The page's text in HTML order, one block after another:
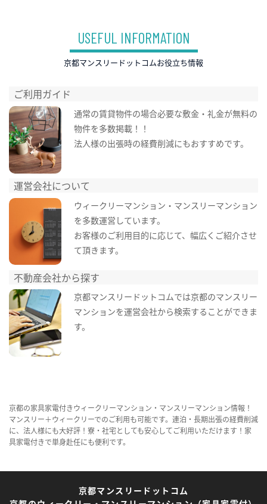
USEFUL INFORMATION
京都マンスリードットコムお役立ち情報
ご利用ガイド
通常の賃貸物件の場合必要な敷金・礼金が無料の
物件を多数掲載！！
法人様の出張時の経費削減にもおすすめです。
運営会社について
ウィークリーマンション・マンスリーマンション
を多数運営しています。
お客様のご利用目的に応じて、幅広くご紹介させ
て頂きます。
不動産会社から探す
京都マンスリードットコムでは京都のマンスリー
マンションを運営会社から検索することができま
す。
京都の家具家電付きウィークリーマンション・マンスリーマンション情報！
マンスリー＋ウィークリーでのご利用も可能です。連泊・長期出張の経費削減
に、法人様にも大好評！寮・社宅としても安心してご利用いただけます！家
具家電付きで単身赴任にも便利です。
京都マンスリードットコム